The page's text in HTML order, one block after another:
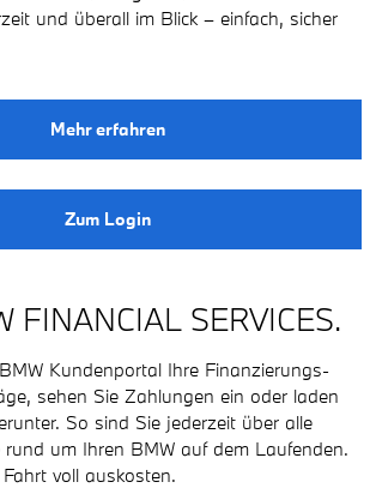
und überall im Blick – einfach, sicher
Mehr erfahren
Zum Login
FINANCIAL SERVICES.
Kundenportal Ihre Finanzierungs-
sehen Sie Zahlungen ein oder laden
So sind Sie jederzeit über alle
rund um Ihren BMW auf dem Laufenden.
voll auskosten.